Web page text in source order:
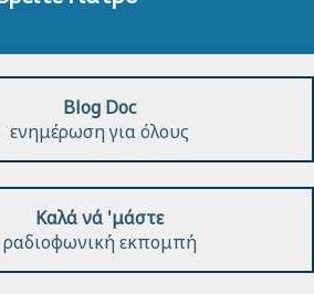
Blog Doc
ενημέρωση για όλους
Καλά νά 'μάστε
ραδιοφωνική εκπομπή